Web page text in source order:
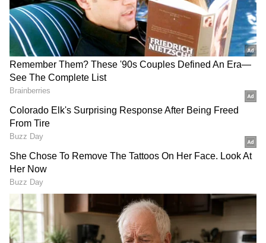
చట్టం” అని గర్వంగా చెప్పేవాడు. రాజ్యంలో అందరూ
తనకంటే తక్కువవారేనని భావించేవాడు. ప్రజలు భయంతో
మౌనంగా ఉండేవారు. కానీ రాజు మాత్రం తన సంపద,
సైన్యం, అధికారమే శాశ్వతమని అనుకునేవాడు.
గూగుల్‌లో ఆసక్తికరమైన సమాచారం కోసం ఏసియానెట్ తెలుగు
ను మీ ఫ్రిఫర్డ్ సోర్స్ గా ఎంచుకోండి